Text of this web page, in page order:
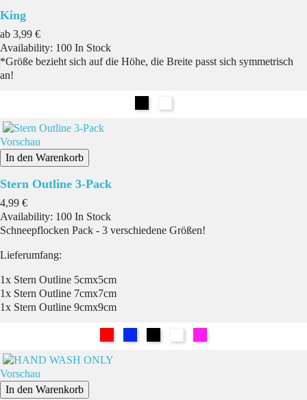
King
ab Preis
3,99 €
Availability: 100 In Stock
*Größe bezieht sich auf die Höhe, die Breite passt sich symmetrisch
an!
Vorschau
In den Warenkorb
Stern Outline 3-Pack
Preis
4,99 €
Availability: 100 In Stock
Schneepflocken Pack - 3 verschiedene Größen!
Lieferumfang:
1x Stern Outline 5cmx5cm
1x Stern Outline 7cmx7cm
1x Stern Outline 9cmx9cm
Vorschau
In den Warenkorb